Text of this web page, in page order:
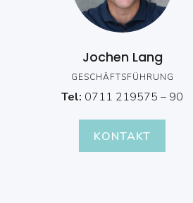
Jochen Lang
GESCHÄFTSFÜHRUNG
Tel: 0711 219575 – 90
KONTAKT